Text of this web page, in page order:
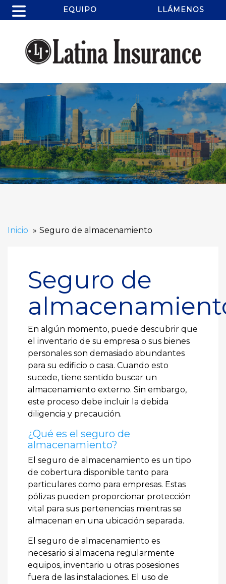
EQUIPO LLÁMENOS
Inicio Seguro de almacenamiento
Seguro de
En algún momento, puede descubrir que
el inventario de su empresa o sus bienes
personales son demasiado abundantes
para su edificio o casa. Cuando esto
sucede, tiene sentido buscar un
almacenamiento externo. Sin embargo,
este proceso debe incluir la debida
diligencia y precaución.
¿Qué es el seguro de
almacenamiento?
El seguro de almacenamiento es un tipo
de cobertura disponible tanto para
particulares como para empresas. Estas
pólizas pueden proporcionar protección
vital para sus pertenencias mientras se
almacenan en una ubicación separada.
El seguro de almacenamiento es
necesario si almacena regularmente
equipos, inventario u otras posesiones
fuera de las instalaciones. El uso de